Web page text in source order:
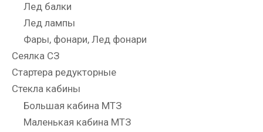
Лед балки
Лед лампы
Фары, фонари, Лед фонари
Сеялка СЗ
Стартера редукторные
Стекла кабины
Большая кабина МТЗ
Маленькая кабина МТЗ